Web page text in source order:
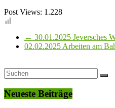
Post Views: 1.228
← 30.01.2025 Jeversches
02.02.2025 Arbeiten am
Neueste Beiträge